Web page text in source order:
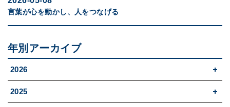
言葉が心を動かし、人をつなげる
年別アーカイブ
2026
2025